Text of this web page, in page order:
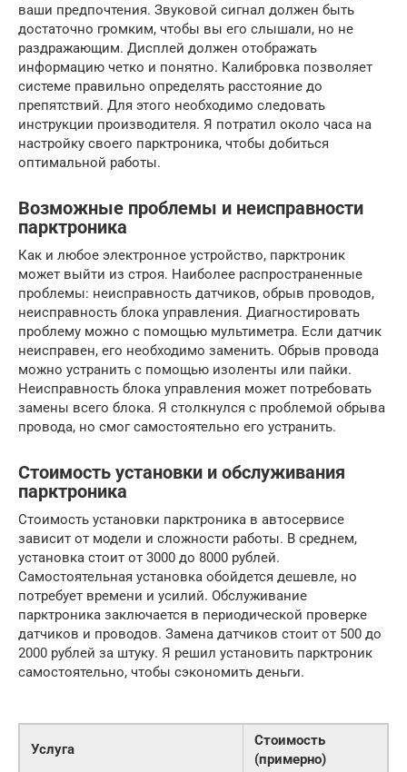
ваши предпочтения. Звуковой сигнал должен быть
достаточно громким, чтобы вы его слышали, но не
раздражающим. Дисплей должен отображать
информацию четко и понятно. Калибровка позволяет
системе правильно определять расстояние до
препятствий. Для этого необходимо следовать
инструкции производителя. Я потратил около часа на
настройку своего парктроника, чтобы добиться
оптимальной работы.
Возможные проблемы и неисправности
парктроника
Как и любое электронное устройство, парктроник
может выйти из строя. Наиболее распространенные
проблемы: неисправность датчиков, обрыв проводов,
неисправность блока управления. Диагностировать
проблему можно с помощью мультиметра. Если датчик
неисправен, его необходимо заменить. Обрыв провода
можно устранить с помощью изоленты или пайки.
Неисправность блока управления может потребовать
замены всего блока. Я столкнулся с проблемой обрыва
провода, но смог самостоятельно его устранить.
Стоимость установки и обслуживания
парктроника
Стоимость установки парктроника в автосервисе
зависит от модели и сложности работы. В среднем,
установка стоит от 3000 до 8000 рублей.
Самостоятельная установка обойдется дешевле, но
потребует времени и усилий. Обслуживание
парктроника заключается в периодической проверке
датчиков и проводов. Замена датчиков стоит от 500 до
2000 рублей за штуку. Я решил установить парктроник
самостоятельно, чтобы сэкономить деньги.
Услуга
Стоимость
(примерно)